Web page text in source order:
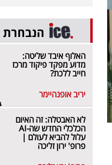
הנבחרת
האלוף איבד שליטה:
מדוע מפקד פיקוד מרכז
חייב ללכת?
יריב אופנהיימר
לא האבטלה: זה האיום
הכלכלי החדש שה-AI
עלול להביא לעולם |
פרופ' ירון זליכה